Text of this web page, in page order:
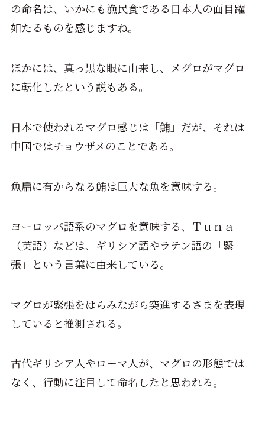
の命名は、いかにも漁民食である日本人の面目躍
如たるものを感じますね。
ほかには、真っ黒な眼に由来し、メグロがマグロ
に転化したという説もある。
日本で使われるマグロ感じは「鮪」だが、それは
中国ではチョウザメのことである。
魚扁に有からなる鮪は巨大な魚を意味する。
ヨーロッパ語系のマグロを意味する、Ｔｕｎａ
（英語）などは、ギリシア語やラテン語の「緊
張」という言葉に由来している。
マグロが緊張をはらみながら突進するさまを表現
していると推測される。
古代ギリシア人やローマ人が、マグロの形態では
なく、行動に注目して命名したと思われる。